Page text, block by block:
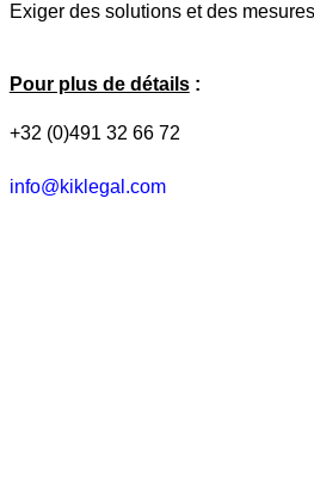
Exiger des solutions et des
Pour plus de détails:
+32 (0)491 32 66 72
info@kiklegal.com